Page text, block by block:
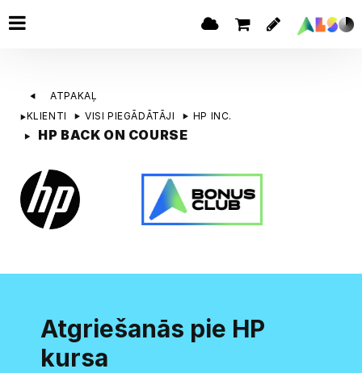
ATPAKAĻ
KLIENTI
VISI PIEGĀDĀTĀJI HP INC.
HP BACK ON COURSE
Atgriešanās pie HP
kursa